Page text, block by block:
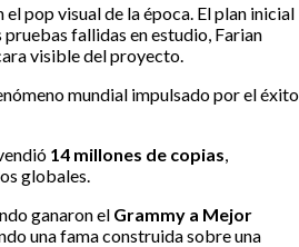
el pop visual de la época. El plan inicial
fallidas en estudio, Farian
visible del proyecto.
mundial impulsado por el éxito
14 millones de copias
globales.
ganaron el Grammy a Mejor
una fama construida sobre una